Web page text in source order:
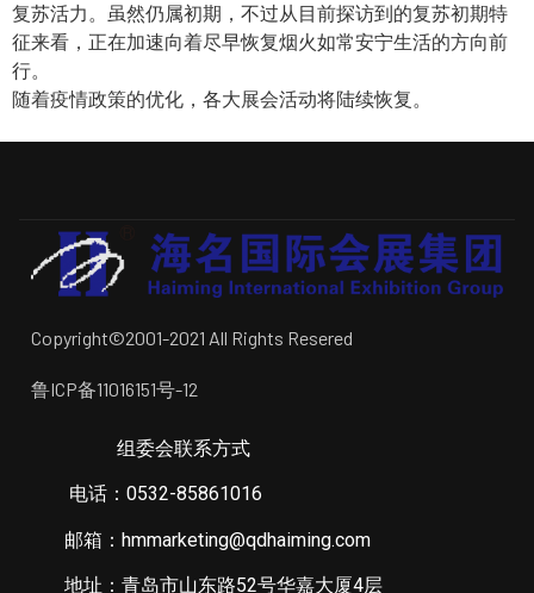
复苏活力。虽然仍属初期，不过从目前探访到的复苏初期特
征来看，正在加速向着尽早恢复烟火如常安宁生活的方向前
行。
随着疫情政策的优化，各大展会活动将陆续恢复。
Copyright©2001-2021 All Rights Resered
鲁ICP备11016151号-12
组委会联系方式
电话：0532-85861016
邮箱：hmmarketing@qdhaiming.com
地址：青岛市山东路52号华嘉大厦4层